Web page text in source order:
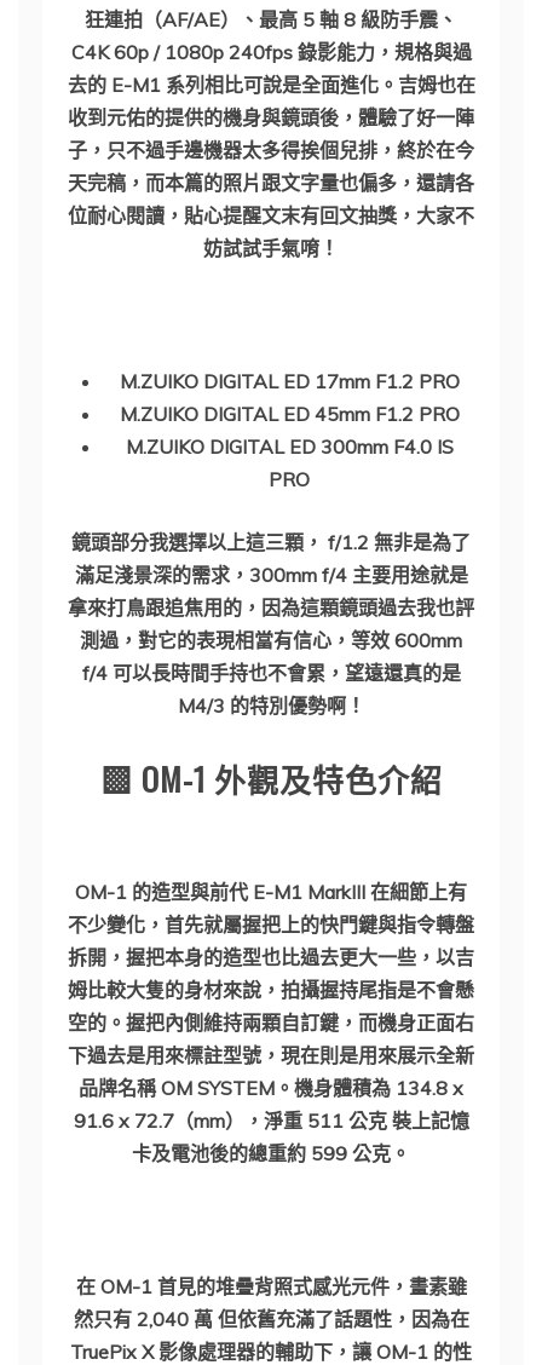
狂連拍（AF/AE）、最高 5 軸 8 級防手震、
C4K 60p / 1080p 240fps 錄影能力，規格與過
去的 E-M1 系列相比可說是全面進化。吉姆也在
收到元佑的提供的機身與鏡頭後，體驗了好一陣
子，只不過手邊機器太多得挨個兒排，終於在今
天完稿，而本篇的照片跟文字量也偏多，還請各
位耐心閱讀，貼心提醒文末有回文抽獎，大家不
妨試試手氣唷！
M.ZUIKO DIGITAL ED 17mm F1.2 PRO
M.ZUIKO DIGITAL ED 45mm F1.2 PRO
M.ZUIKO DIGITAL ED 300mm F4.0 IS
PRO
鏡頭部分我選擇以上這三顆， f/1.2 無非是為了
滿足淺景深的需求，300mm f/4 主要用途就是
拿來打鳥跟追焦用的，因為這顆鏡頭過去我也評
測過，對它的表現相當有信心，等效 600mm
f/4 可以長時間手持也不會累，望遠還真的是
M4/3 的特別優勢啊！
▩ OM-1 外觀及特色介紹
OM-1 的造型與前代 E-M1 MarkIII 在細節上有
不少變化，首先就屬握把上的快門鍵與指令轉盤
拆開，握把本身的造型也比過去更大一些，以吉
姆比較大隻的身材來說，拍攝握持尾指是不會懸
空的。握把內側維持兩顆自訂鍵，而機身正面右
下過去是用來標註型號，現在則是用來展示全新
品牌名稱 OM SYSTEM。機身體積為 134.8 x
91.6 x 72.7（mm），淨重 511 公克 裝上記憶
卡及電池後的總重約 599 公克。
在 OM-1 首見的堆疊背照式感光元件，畫素雖
然只有 2,040 萬 但依舊充滿了話題性，因為在
TruePix X 影像處理器的輔助下，讓 OM-1 的性